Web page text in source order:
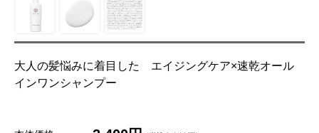
大人の髪悩みに着目した エイジングケア×速乾オール
インワンシャンプー